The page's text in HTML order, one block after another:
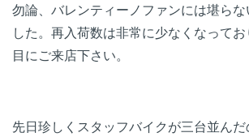
勿論、バレンティーノファンには堪ら
した。再入荷数は非常に少なくなって
目にご来店下さい。
先日珍しくスタッフバイクが三台並ん